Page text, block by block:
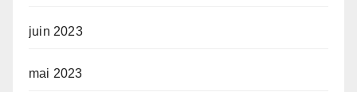
juin 2023
mai 2023